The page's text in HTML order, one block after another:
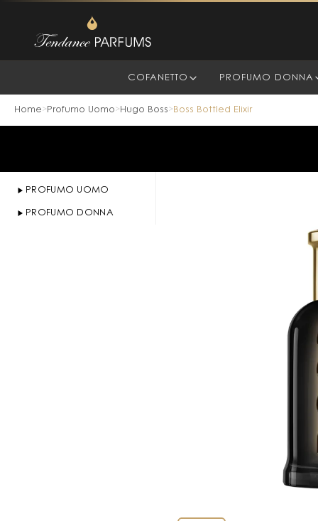
COFANETTO PROFUMO DONNA
Home> Profumo Uomo> Hugo Boss> Boss Bottled Elixir
PROFUMO UOMO
PROFUMO DONNA